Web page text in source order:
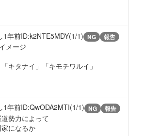
1年前ID:k2NTE5MDY(1/1) NG 報告
メージ
「キタナイ」「キモチワルイ」
1年前ID:QwODA2MTI(1/1) NG 報告
勢力によって
になるか